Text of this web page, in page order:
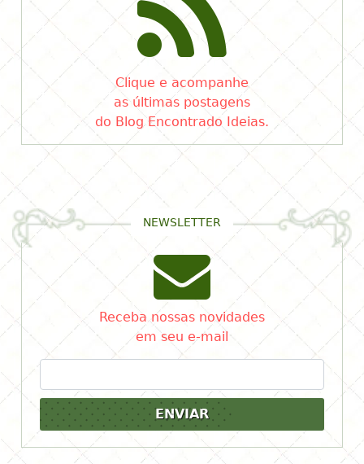
Clique e acompanhe
as últimas postagens
do Blog Encontrado Ideias.
NEWSLETTER
Receba nossas novidades
em seu e-mail
ENVIAR